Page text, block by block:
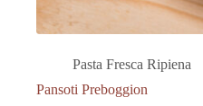
Pasta Fresca Ripiena
Pansoti Preboggion